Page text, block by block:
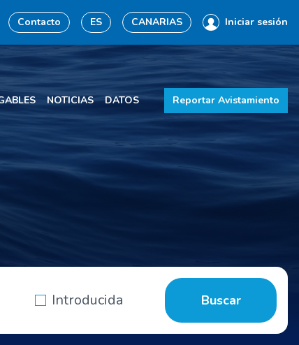
Contacto ES CANARIAS Iniciar sesión
NOTICIAS DATOS Reportar Avistamiento
Introducida Buscar